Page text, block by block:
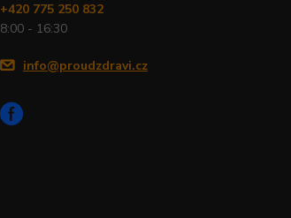
+420 775 250 832
8:00 - 16:30
info@proudzdravi.cz